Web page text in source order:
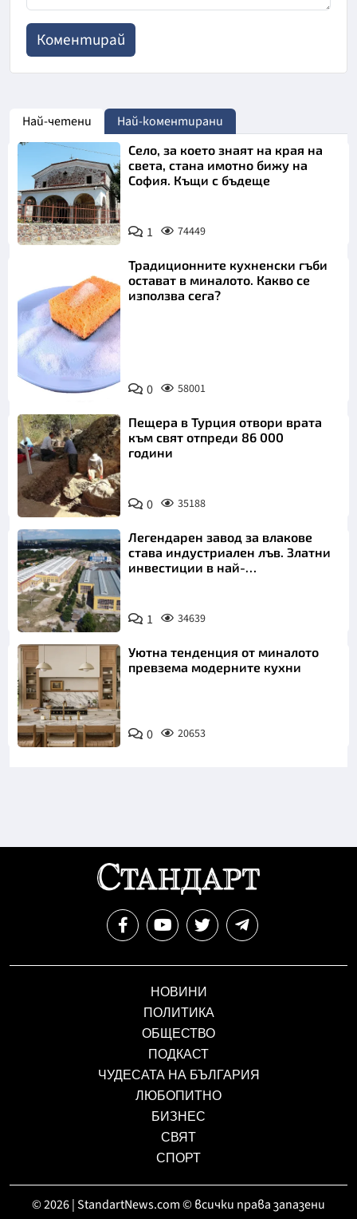
Най-четени Най-коментирани
Село, за което знаят на края на
света, стана имотно бижу на
София. Къщи с бъдеще
1 74449
Снимка:
Пиксабей
Традиционните кухненски гъби
остават в миналото. Какво се
използва сега?
0 58001
Пещера в Турция отвори врата
към свят отпреди 86 000
години
0 35188
Легендарен завод за влакове
става индустриален лъв. Златни
инвестиции в най-
1 34639
Уютна тенденция от миналото
превзема модерните кухни
0 20653
НОВИНИ
ПОЛИТИКА
ОБЩЕСТВО
ПОДКАСТ
ЧУДЕСАТА НА БЪЛГАРИЯ
ЛЮБОПИТНО
БИЗНЕС
СВЯТ
СПОРТ
© 2026 | StandartNews.com © всички права запазени